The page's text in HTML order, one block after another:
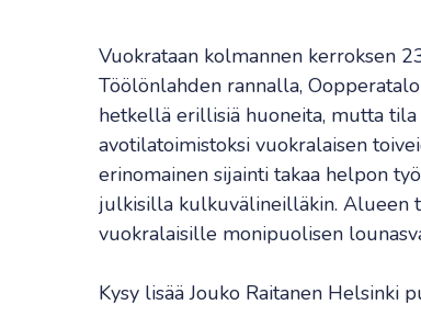
Vuokrataan kolmannen kerroksen
Töölönlahden rannalla,
hetkellä erillisiä huoneita, mutta
avotilatoimistoksi vuokralaisen
erinomainen sijainti takaa helpon
julkisilla kulkuvälineilläkin. Alueen
vuokralaisille monipuolisen
Kysy lisää Jouko Raitanen Helsinki